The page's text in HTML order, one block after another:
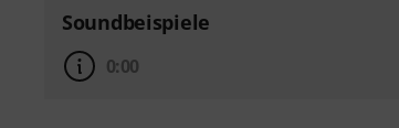
Soundbeispiele
0:00